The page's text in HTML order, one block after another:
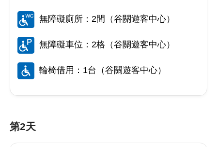
無障礙廁所：2間（谷關遊客中心）
無障礙車位：2格（谷關遊客中心）
輪椅借用：1台（谷關遊客中心）
第2天